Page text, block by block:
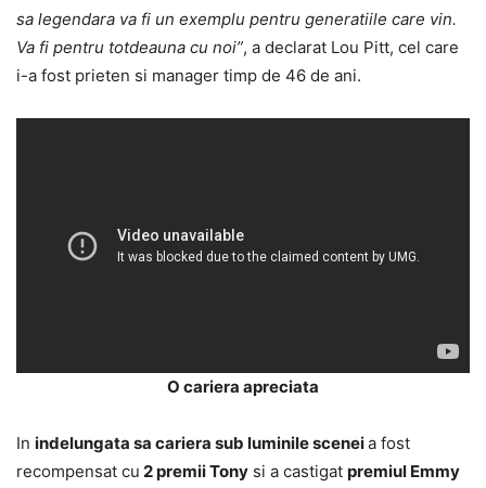
sa legendara va fi un exemplu pentru generatiile care vin.
Va fi pentru totdeauna cu noi”, a declarat Lou Pitt, cel care
i-a fost prieten si manager timp de 46 de ani.
O cariera apreciata
In indelungata sa cariera sub luminile sceneia fost
recompensat cu 2 premii Tony si a castigat premiul Emmy